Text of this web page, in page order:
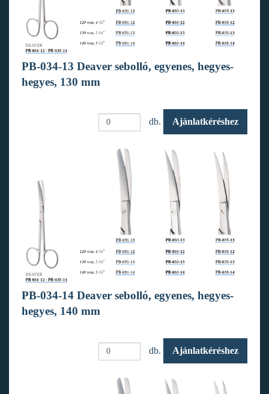
PB-034-13 Deaver sebolló, egyenes, hegyes-
hegyes, 130 mm
db. Ajánlatkéréshez
PB-034-14 Deaver sebolló, egyenes, hegyes-
hegyes, 140 mm
db. Ajánlatkéréshez